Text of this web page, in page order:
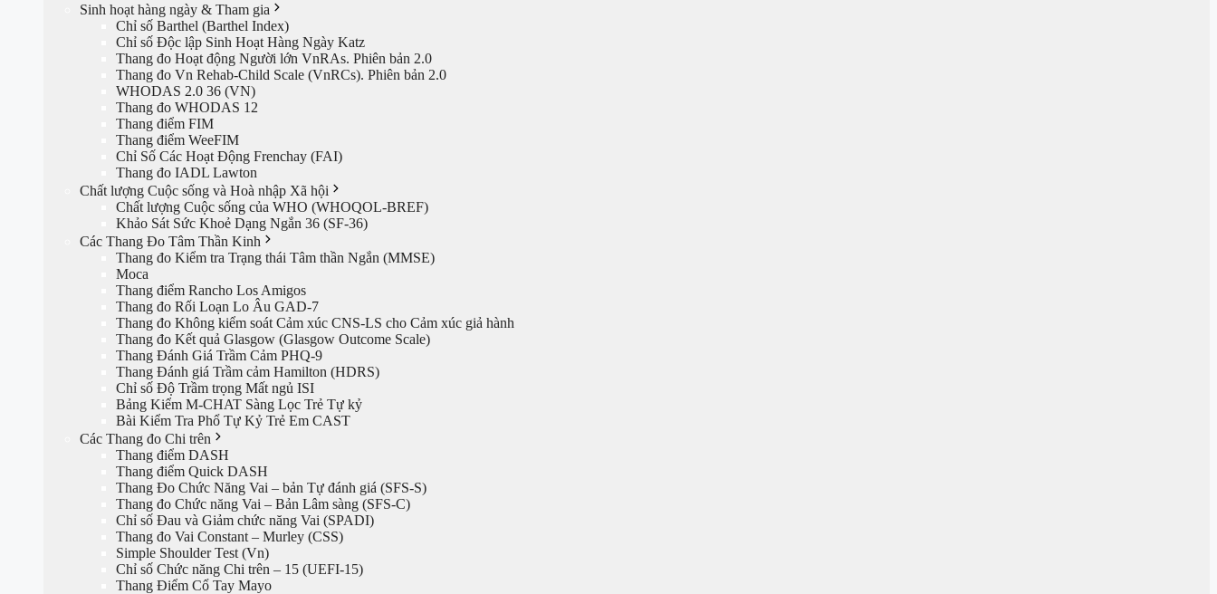
Sinh hoạt hàng ngày & Tham gia
Chỉ số Barthel (Barthel Index)
Chỉ số Độc lập Sinh Hoạt Hàng Ngày Katz
Thang đo Hoạt động Người lớn VnRAs. Phiên bản 2.0
Thang đo Vn Rehab-Child Scale (VnRCs). Phiên bản 2.0
WHODAS 2.0 36 (VN)
Thang đo WHODAS 12
Thang điểm FIM
Thang điểm WeeFIM
Chỉ Số Các Hoạt Động Frenchay (FAI)
Thang đo IADL Lawton
Chất lượng Cuộc sống và Hoà nhập Xã hội
Chất lượng Cuộc sống của WHO (WHOQOL-BREF)
Khảo Sát Sức Khoẻ Dạng Ngắn 36 (SF-36)
Các Thang Đo Tâm Thần Kinh
Thang đo Kiểm tra Trạng thái Tâm thần Ngắn (MMSE)
Moca
Thang điểm Rancho Los Amigos
Thang đo Rối Loạn Lo Âu GAD-7
Thang đo Không kiểm soát Cảm xúc CNS-LS cho Cảm xúc giả hành
Thang đo Kết quả Glasgow (Glasgow Outcome Scale)
Thang Đánh Giá Trầm Cảm PHQ-9
Thang Đánh giá Trầm cảm Hamilton (HDRS)
Chỉ số Độ Trầm trọng Mất ngủ ISI
Bảng Kiểm M-CHAT Sàng Lọc Trẻ Tự kỷ
Bài Kiểm Tra Phổ Tự Kỷ Trẻ Em CAST
Các Thang đo Chi trên
Thang điểm DASH
Thang điểm Quick DASH
Thang Đo Chức Năng Vai – bản Tự đánh giá (SFS-S)
Thang đo Chức năng Vai – Bản Lâm sàng (SFS-C)
Chỉ số Đau và Giảm chức năng Vai (SPADI)
Thang đo Vai Constant – Murley (CSS)
Simple Shoulder Test (Vn)
Chỉ số Chức năng Chi trên – 15 (UEFI-15)
Thang Điểm Cổ Tay Mayo